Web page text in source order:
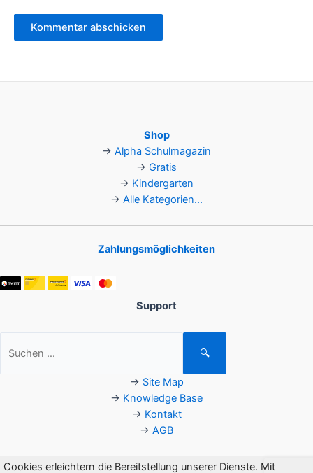
Shop
→ Alpha Schulmagazin
→ Gratis
→ Kindergarten
→ Alle Kategorien...
Zahlungsmöglichkeiten
Support
nach:
🔍
→ Site Map
→ Knowledge Base
→ Kontakt
→ AGB
Cookies erleichtern die Bereitstellung unserer Dienste. Mit